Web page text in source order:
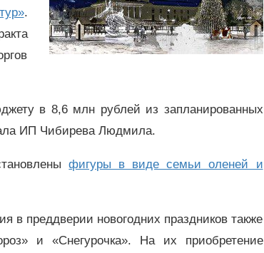
.
в 8,6 млн рублей из запланированных
ИП Чибирева Людмила.
фигуры в виде семьи оленей и
в преддверии новогодних праздников также
и «Снегурочка». На их приобретение